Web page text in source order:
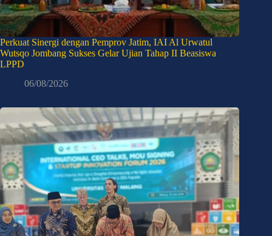
Perkuat Sinergi dengan Pemprov Jatim, IAI Al Urwatul
Wutsqo Jombang Sukses Gelar Ujian Tahap II Beasiswa
LPPD
06/08/2026